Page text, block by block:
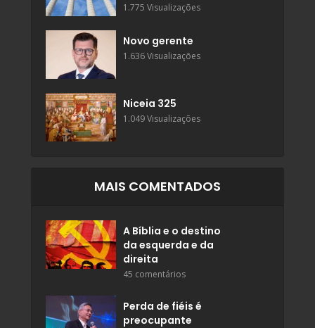
1.775 Visualizações
Novo gerente
1.636 Visualizações
Niceia 325
1.049 Visualizações
MAIS COMENTADOS
A Bíblia e o destino
da esquerda e da
direita
45 comentários
Perda de fiéis é
preocupante